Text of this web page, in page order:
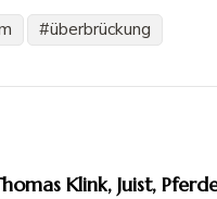
überbrückung
Klink, Juist,